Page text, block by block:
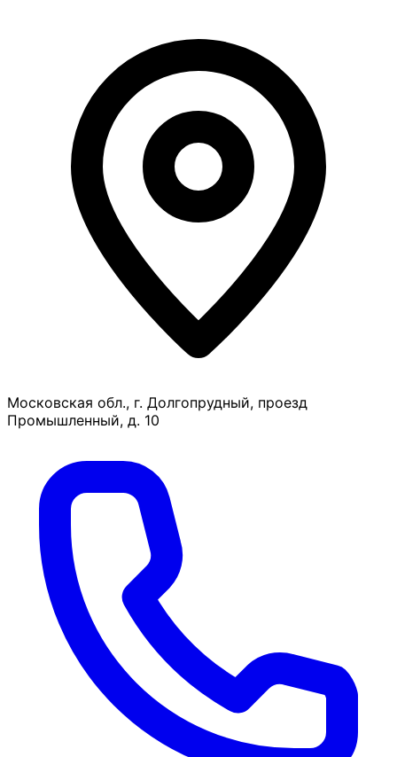
Московская обл., г. Долгопрудный, проезд
Промышленный, д. 10